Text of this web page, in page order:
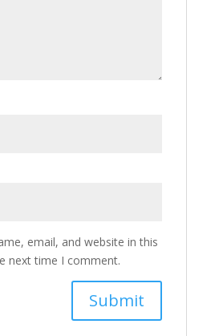
email, and website in this
next time I comment.